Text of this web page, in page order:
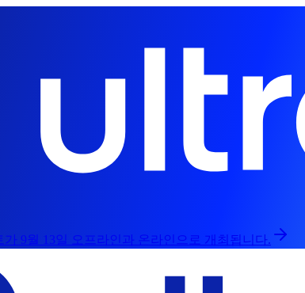
9월 13일 오프라인과 온라인으로 개최됩니다.